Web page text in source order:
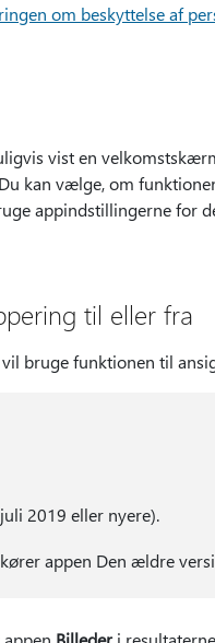
om beskyttelse af
vist en
kan vælge, om
appindstillingerne for
til eller fra
bruge funktionen til
2019 eller nyere).
appen Den ældre